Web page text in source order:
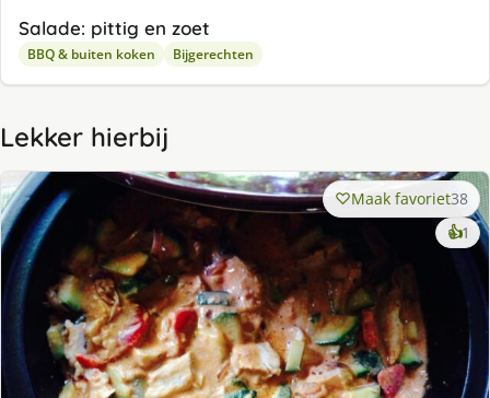
Salade: pittig en zoet
BBQ & buiten koken Bijgerechten
Lekker hierbij
Maak favoriet38
👍1